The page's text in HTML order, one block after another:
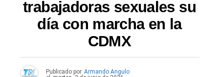
trabajadoras sexuales su
día con marcha en la
CDMX
Publicado por Armando Angulo